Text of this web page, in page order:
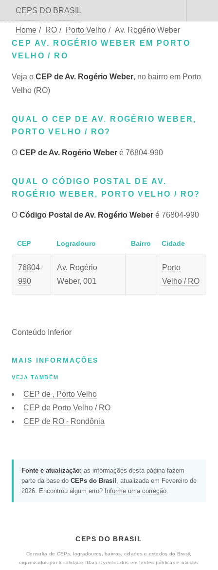
CEPS DO BRASIL
Home / RO / Porto Velho / Av. Rogério Weber
CEP AV. ROGÉRIO WEBER EM PORTO
VELHO / RO
Veja o CEP de Av. Rogério Weber, no bairro em Porto
Velho (RO)
QUAL O CEP DE AV. ROGÉRIO WEBER,
PORTO VELHO / RO?
O CEP de Av. Rogério Weber é 76804-990
QUAL O CÓDIGO POSTAL DE AV.
ROGÉRIO WEBER, PORTO VELHO / RO?
O Código Postal de Av. Rogério Weber é 76804-990
CEP Logradouro Bairro Cidade
76804-
990
Av. Rogério
Weber, 001
Porto
Velho / RO
Conteúdo Inferior
MAIS INFORMAÇÕES
VEJA TAMBÉM
CEP de , Porto Velho
CEP de Porto Velho / RO
CEP de RO - Rondônia
Fonte e atualização: as informações desta página fazem
parte da base do CEPs do Brasil , atualizada em Fevereiro de
2026. Encontrou algum erro? Informe uma correção.
CEPS DO BRASIL
Consulta de CEPs, logradouros, bairros, cidades e estados do Brasil,
organizados por localidade. Dados verificados em fontes públicas e oficiais.